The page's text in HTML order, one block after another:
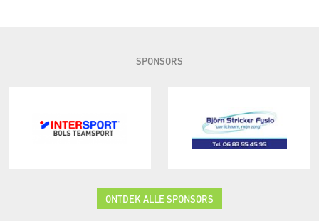
SPONSORS
ONTDEK ALLE SPONSORS